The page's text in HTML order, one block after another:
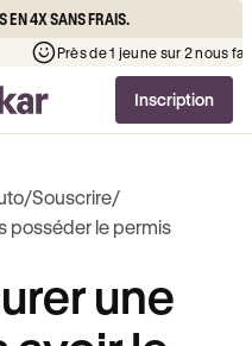
EN 4X SANS FRAIS.
1ère auto-école de France³
Inscription
/Souscrire/
posséder le permis
une